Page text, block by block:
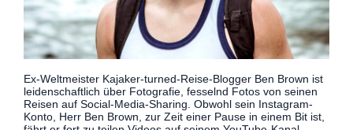
Ex-Weltmeister Kajaker-turned-Reise-Blogger Ben Brown ist
leidenschaftlich über Fotografie, fesselnd Fotos von seinen
Reisen auf Social-Media-Sharing. Obwohl sein Instagram-
Konto, Herr Ben Brown, zur Zeit einer Pause in einem Bit ist,